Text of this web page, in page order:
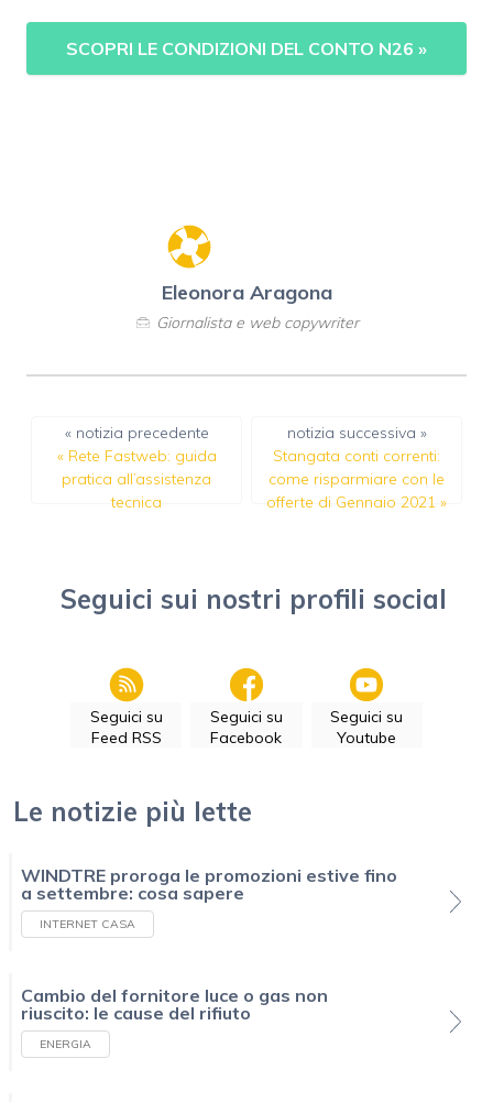
SCOPRI LE CONDIZIONI DEL CONTO N26 »
Eleonora Aragona
Giornalista e web copywriter
« notizia precedente
« Rete Fastweb: guida
pratica all’assistenza
tecnica
notizia successiva »
Stangata conti correnti:
come risparmiare con le
offerte di Gennaio 2021 »
Seguici sui nostri profili social
Seguici su
Feed RSS
Seguici su
Facebook
Seguici su
Youtube
Le notizie più lette
WINDTRE proroga le promozioni estive fino
a settembre: cosa sapere
INTERNET CASA
Cambio del fornitore luce o gas non
riuscito: le cause del rifiuto
ENERGIA